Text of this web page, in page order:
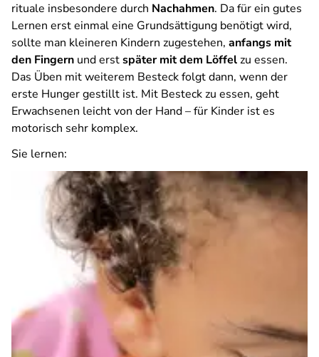
rituale insbesondere durch Nachahmen. Da für ein gutes
Lernen erst einmal eine Grundsättigung benötigt wird,
sollte man kleineren Kindern zugestehen, anfangs mit
den Fingern und erstspäter mit dem Löffelzu essen.
Das Üben mit weiterem Besteck folgt dann, wenn der
erste Hunger gestillt ist. Mit Besteck zu essen, geht
Erwachsenen leicht von der Hand – für Kinder ist es
motorisch sehr komplex.
Sie lernen: